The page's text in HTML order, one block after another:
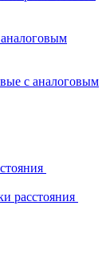
аналоговым
с аналоговым
расстояния